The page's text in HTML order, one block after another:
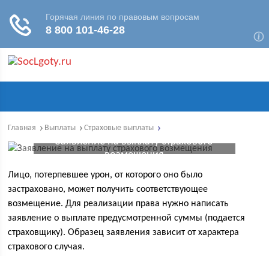
Главная Выплаты Страховые выплаты
Заявление на выплату страхового
возмещения
Лицо, потерпевшее урон, от которого оно было
застраховано, может получить соответствующее
возмещение. Для реализации права нужно написать
заявление о выплате предусмотренной суммы (подается
страховщику). Образец заявления зависит от характера
страхового случая.